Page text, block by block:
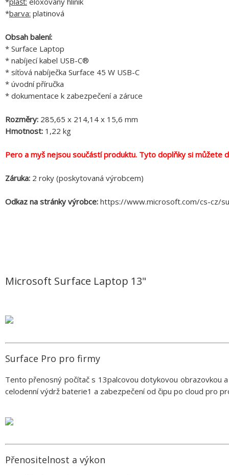
*barva: platinová
Obsah balení:
* Surface Laptop
* nabíjecí kabel USB-C®
* síťová nabíječka Surface 45 W USB-C
* úvodní příručka
* dokumentace k zabezpečení a záruce
Rozměry: 285,65 x 214,14 x 15,6 mm
Hmotnost: 1,22 kg
Pero a myš nejsou součástí produktu. Tyto doplňky si můžete
Záruka: 2 roky (poskytovaná výrobcem)
Odkaz na stránky výrobce: https://www.microsoft.com/cs-cz/
Microsoft Surface Laptop 13"
Surface Pro pro firmy
Tento přenosný počítač s 13palcovou dotykovou obrazovkou
celodenní výdrž baterie1 a zabezpečení od čipu po cloud pro
Přenositelnost a výkon